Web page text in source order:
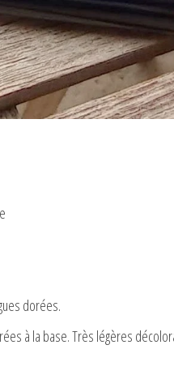
dorées.
à la base. Très légères